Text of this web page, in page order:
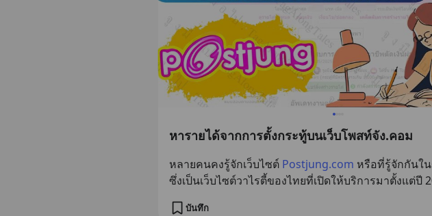
หารายได้จากการตั้งกระทู้บนเว็บโพสท์จัง.คอม
หลายคนคงรู้จักเว็บไซต์ Postjung.com หรือที่รู้จักกันใ
ซึ่งเป็นเว็บไซต์วาไรตี้ของไทยที่เปิดให้บริการมาตั้งแต่ปี
บันทึก